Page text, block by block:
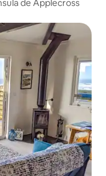
de Applecross